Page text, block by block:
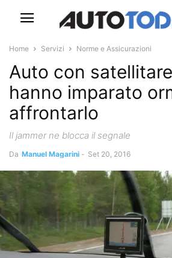
Home Servizi Norme e Assicurazioni
Auto con
hanno imparato
affrontarlo
Il jammer ne blocca il segnale
Da Manuel Magarini - Set 20, 2016